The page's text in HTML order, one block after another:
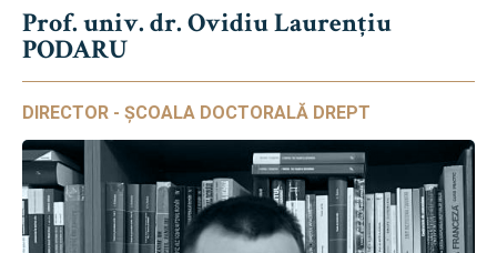
Prof. univ. dr. Ovidiu Laurențiu
PODARU
DIRECTOR - ȘCOALA DOCTORALĂ DREPT